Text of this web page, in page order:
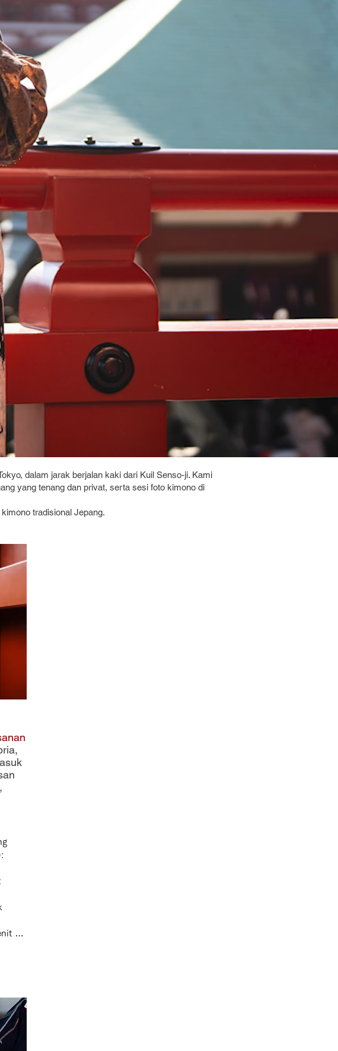
dalam jarak berjalan kaki dari Kuil Senso-ji. Kami
yang tenang dan privat, serta sesi foto kimono di
tradisional Jepang.